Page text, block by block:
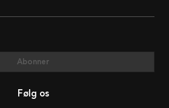
Abonner
Følg os